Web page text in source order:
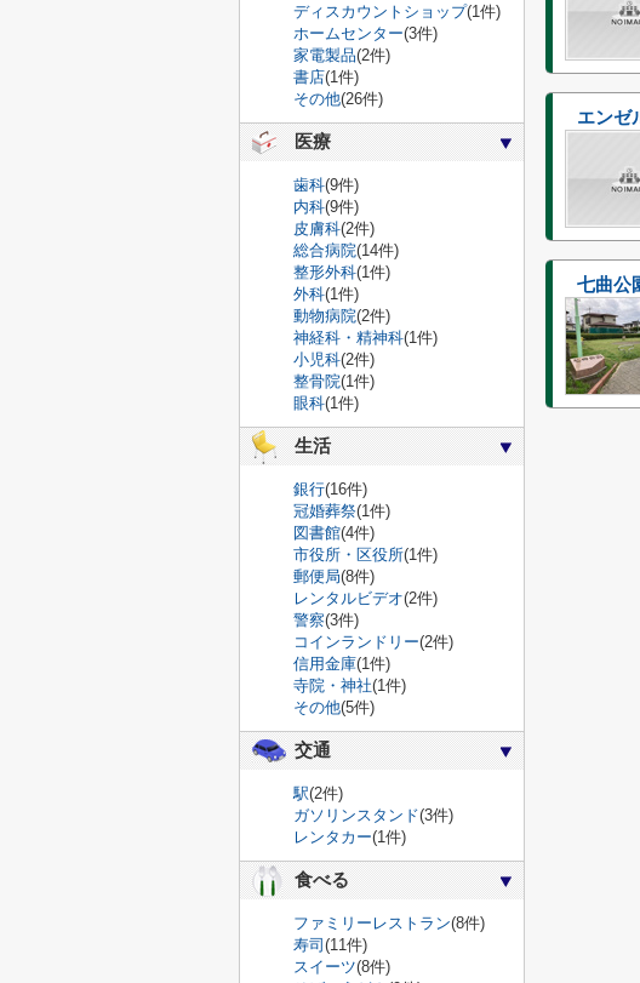
エンゼ
七曲公
ディスカウントショップ(1件)
ホームセンター(3件)
家電製品(2件)
書店(1件)
その他(26件)
医療
歯科(9件)
内科(9件)
皮膚科(2件)
総合病院(14件)
整形外科(1件)
外科(1件)
動物病院(2件)
神経科・精神科(1件)
小児科(2件)
整骨院(1件)
眼科(1件)
生活
銀行(16件)
冠婚葬祭(1件)
図書館(4件)
市役所・区役所(1件)
郵便局(8件)
レンタルビデオ(2件)
警察(3件)
コインランドリー(2件)
信用金庫(1件)
寺院・神社(1件)
その他(5件)
交通
駅(2件)
ガソリンスタンド(3件)
レンタカー(1件)
食べる
ファミリーレストラン(8件)
寿司 (11件)
スイーツ(8件)